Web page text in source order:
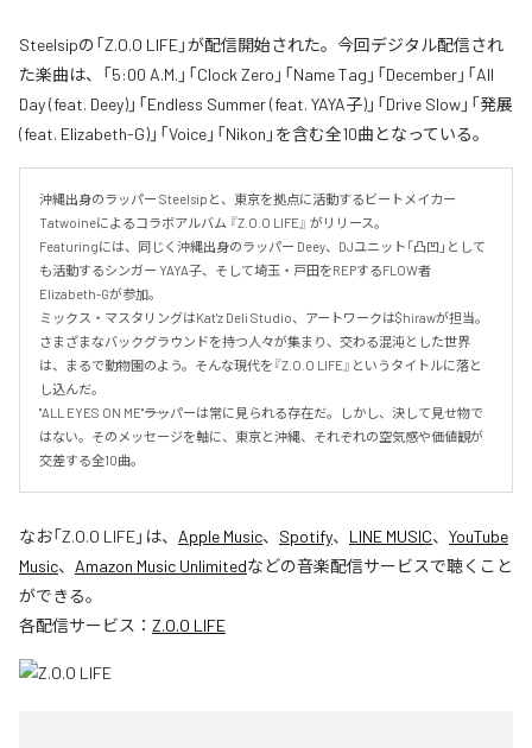
Steelsipの「Z.O.O LIFE」が配信開始された。今回デジタル配信され
た楽曲は、「5:00 A.M.」「Clock Zero」「Name Tag」「December」「All
Day (feat. Deey)」「Endless Summer (feat. YAYA子)」「Drive Slow」「発展
(feat. Elizabeth-G)」「Voice」「Nikon」を含む全10曲となっている。
沖縄出身のラッパー Steelsipと、東京を拠点に活動するビートメイカー
Tatwoineによるコラボアルバム 『Z.O.O LIFE』 がリリース。
Featuringには、同じく沖縄出身のラッパー Deey、DJユニット「凸凹」として
も活動するシンガー YAYA子、そして埼玉・戸田をREPするFLOW者
Elizabeth-Gが参加。
ミックス・マスタリングはKat'z Deli Studio、アートワークは$hirawが担当。
さまざまなバックグラウンドを持つ人々が集まり、交わる混沌とした世界
は、まるで動物園のよう。そんな現代を『Z.O.O LIFE』というタイトルに落と
し込んだ。
"ALL EYES ON ME"――ラッパーは常に見られる存在だ。しかし、決して見せ物で
はない。そのメッセージを軸に、東京と沖縄、それぞれの空気感や価値観が
交差する全10曲。
なお「Z.O.O LIFE」は、 Apple Music、 Spotify、 LINE MUSIC、 YouTube
Music、 Amazon Music Unlimitedなどの音楽配信サービスで聴くこと
ができる。
各配信サービス： Z.O.O LIFE